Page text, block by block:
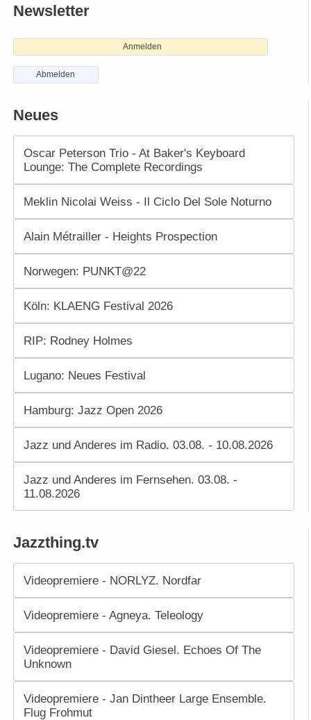
Newsletter
Anmelden
Abmelden
Neues
Oscar Peterson Trio - At Baker's Keyboard
Lounge: The Complete Recordings
Meklin Nicolai Weiss - Il Ciclo Del Sole Noturno
Alain Métrailler - Heights Prospection
Norwegen: PUNKT@22
Köln: KLAENG Festival 2026
RIP: Rodney Holmes
Lugano: Neues Festival
Hamburg: Jazz Open 2026
Jazz und Anderes im Radio. 03.08. - 10.08.2026
Jazz und Anderes im Fernsehen. 03.08. -
11.08.2026
Jazzthing.tv
Videopremiere - NORLYZ. Nordfar
Videopremiere - Agneya. Teleology
Videopremiere - David Giesel. Echoes Of The
Unknown
Videopremiere - Jan Dintheer Large Ensemble.
Flug Frohmut